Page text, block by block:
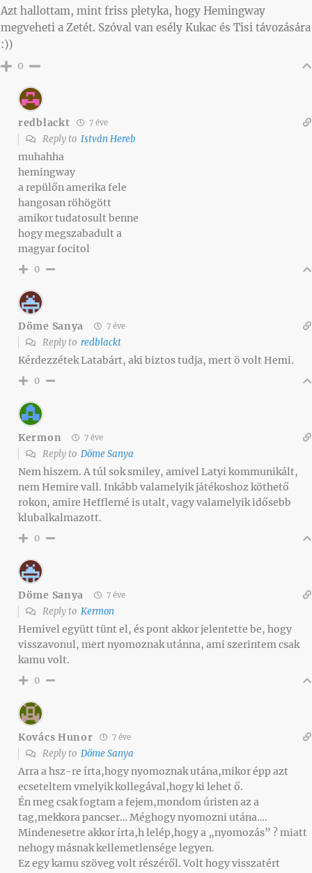
Azt hallottam, mint friss pletyka, hogy Hemingway
megveheti a Zetét. Szóval van esély Kukac és Tisi távozására
:))
0
redblackt 7 éve
Reply to István Hereb
muhahha
hemingway
a repülőn amerika fele
hangosan röhögött
amikor tudatosult benne
hogy megszabadult a
magyar focitol
0
Döme Sanya 7 éve
Reply to redblackt
Kérdezzétek Latabárt, aki biztos tudja, mert ö volt Hemi.
0
Kermon 7 éve
Reply to Döme Sanya
Nem hiszem. A túl sok smiley, amivel Latyi kommunikált,
nem Hemire vall. Inkább valamelyik játékoshoz köthető
rokon, amire Hefflerné is utalt, vagy valamelyik idősebb
klubalkalmazott.
0
Döme Sanya 7 éve
Reply to Kermon
Hemivel együtt tünt el, és pont akkor jelentette be, hogy
visszavonul, mert nyomoznak utánna, ami szerintem csak
kamu volt.
0
Kovács Hunor 7 éve
Reply to Döme Sanya
Arra a hsz-re írta,hogy nyomoznak utána,mikor épp azt
ecseteltem vmelyik kollegával,hogy ki lehet ő.
Én meg csak fogtam a fejem,mondom úristen az a
tag,mekkora pancser… Méghogy nyomozni utána….
Mindenesetre akkor írta,h lelép,hogy a „nyomozás” ? miatt
nehogy másnak kellemetlensége legyen.
Ez egy kamu szöveg volt részéről. Volt hogy visszatért